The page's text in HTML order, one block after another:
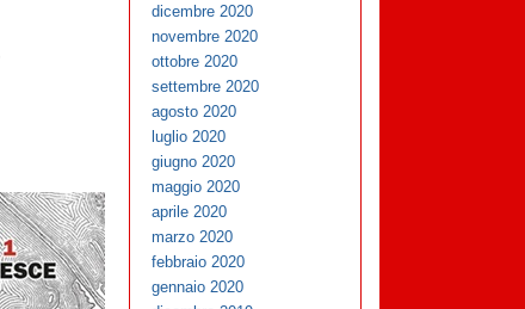
dicembre 2020
novembre 2020
ottobre 2020
settembre 2020
agosto 2020
luglio 2020
giugno 2020
maggio 2020
aprile 2020
marzo 2020
febbraio 2020
gennaio 2020